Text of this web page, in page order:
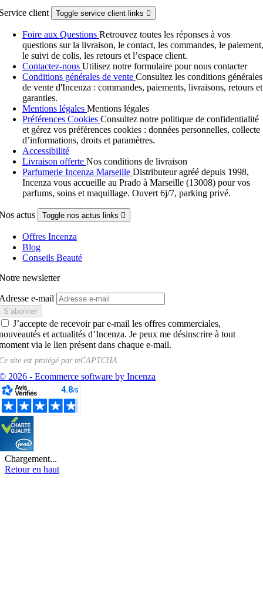
client Toggle service client links 
Foire aux Questions Retrouvez toutes les réponses à vos
questions sur la livraison, le contact, les commandes, le paiement,
le suivi de colis, les retours et l’espace client.
Contactez-nous Utilisez notre formulaire pour nous contacter
Conditions générales de vente Consultez les conditions générales
de vente d'Incenza : commandes, paiements, livraisons, retours et
garanties.
Mentions légales Mentions légales
Préférences Cookies Consultez notre politique de confidentialité
et gérez vos préférences cookies : données personnelles, collecte
d’informations, droits et paramètres.
Accessibilité
Livraison offerte Nos conditions de livraison
Parfumerie Incenza Marseille Distributeur agréé depuis 1998,
Incenza vous accueille au Prado à Marseille (13008) pour vos
parfums, soins et maquillage. Ouvert 6j/7, parking privé.
actus Toggle nos actus links 
Offres Incenza
Blog
Conseils Beauté
newsletter
e-mail
J’accepte de recevoir par e-mail les offres commerciales,
et actualités d’Incenza. Je peux me désinscrire à tout
via le lien présent dans chaque e-mail.
site est protégé parreCAPTCHA
2026 - Ecommerce software by Incenza
Chargement...
Retour en haut